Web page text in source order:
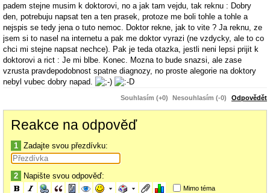
padem stejne musim k doktorovi, no a jak tam vejdu, tak reknu : Dobry
den, potrebuju napsat ten a ten prasek, protoze me boli tohle a tohle a
nejspis se tedy jena o tuto nemoc. Doktor rekne, jak to vite ? Ja reknu, ze
jsem si to nasel na internetu a pak me doktor vyrazi (ne vzdycky, ale to co
chci mi stejne napsat nechce). Pak je teda otazka, jestli neni lepsi prijit k
doktorovi a rict : Je mi blbe. Konec. Mozna to bude snazsi, ale zase
vzrusta pravdepodobnost spatne diagnozy, no proste alegorie na doktory
nebyl vubec dobry napad.
Souhlasím (+0) Nesouhlasím (-0) Odpovědět
Reakce na odpověď
1 Zadajte svou přezdívku:
2 Napište svou odpověď:
Mimo téma